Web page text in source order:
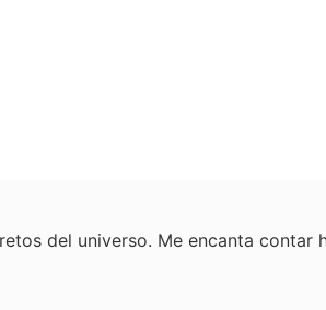
del universo. Me encanta